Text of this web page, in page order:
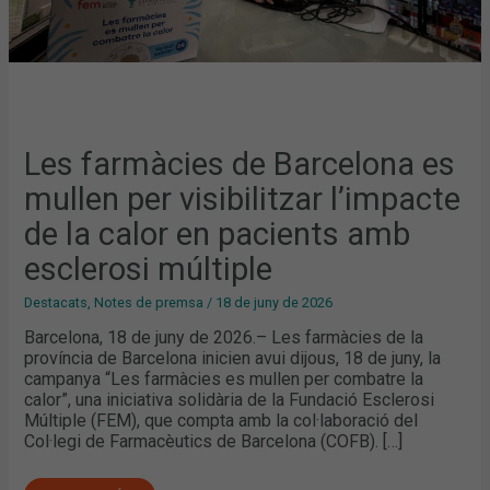
Les farmàcies de Barcelona es
mullen per visibilitzar l’impacte
de la calor en pacients amb
esclerosi múltiple
Destacats, Notes de premsa / 18 de juny de 2026
Barcelona, 18 de juny de 2026.– Les farmàcies de la
província de Barcelona inicien avui dijous, 18 de juny, la
campanya “Les farmàcies es mullen per combatre la
calor”, una iniciativa solidària de la Fundació Esclerosi
Múltiple (FEM), que compta amb la col·laboració del
Col·legi de Farmacèutics de Barcelona (COFB). […]
PACIENTS
AMB
ESCLEROSI
MÚLTIPLE